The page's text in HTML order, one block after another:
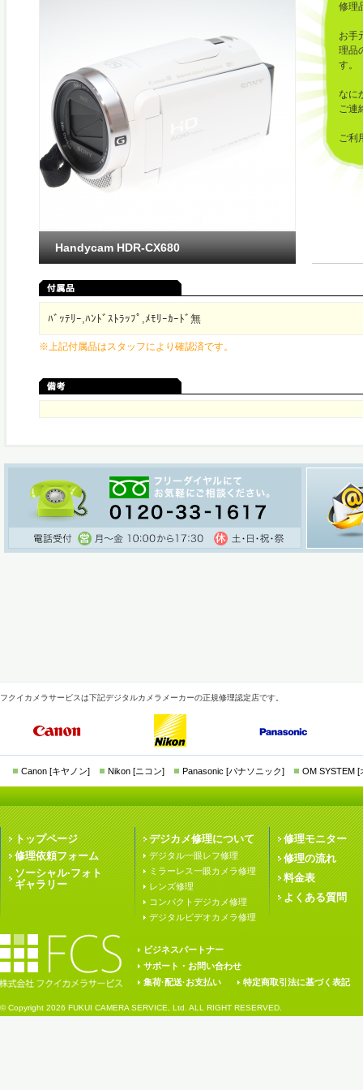
修理
お手
理品
す。
なに
ご連
ご利
Handycam HDR-CX680
ﾊﾞｯﾃﾘｰ,ﾊﾝﾄﾞｽﾄﾗｯﾌﾟ,ﾒﾓﾘｰｶｰﾄﾞ無
※上記付属品はスタッフにより確認済です。
フクイカメラサービスは下記デジタルカメラメーカーの正規修理認定店です。
Canon [キヤノン] Nikon [ニコン] Panasonic [パナソニック] OM SYSTEM [
トップページ
修理依頼フォーム
ソーシャル·フォト
ギャラリー
デジカメ修理について
デジタル一眼レフ修理
ミラーレス一眼カメラ修理
レンズ修理
コンパクトデジカメ修理
デジタルビデオカメラ修理
修理モニター
修理の流れ
料金表
よくある質問
ビジネスパートナー
サポート・お問い合わせ
集荷·配送·お支払い
特定商取引法に基づく表記
© Copyright 2026 FUKUI CAMERA SERVICE, Ltd. ALL RIGHT RESERVED.